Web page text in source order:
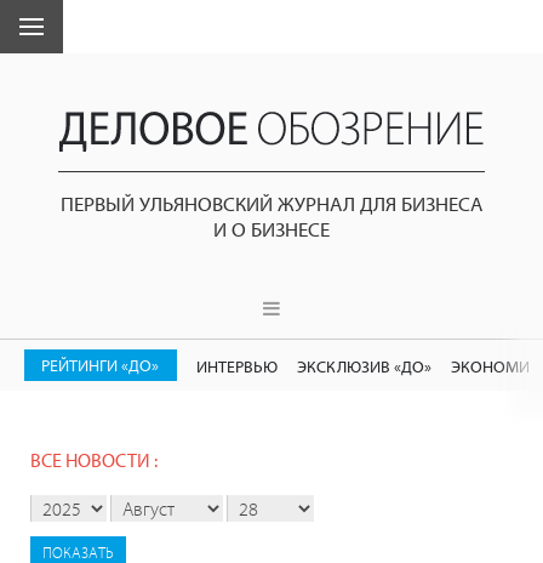
ПЕРВЫЙ УЛЬЯНОВСКИЙ ЖУРНАЛ ДЛЯ БИЗНЕСА
И О БИЗНЕСЕ
РЕЙТИНГИ «ДО» ИНТЕРВЬЮ ЭКСКЛЮЗИВ «ДО»
ВСЕ НОВОСТИ :